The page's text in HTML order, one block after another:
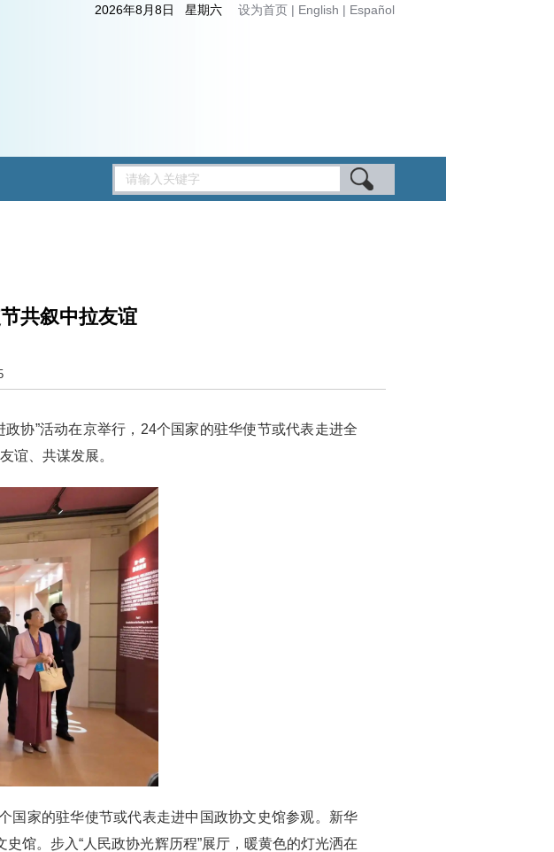
2026年8月8日 星期六 设为首页 | English | Español
共叙中拉友谊
协”活动在京举行，24个国家的驻华使节或代表走进全
谊、共谋发展。
国家的驻华使节或代表走进中国政协文史馆参观。新华
。步入“人民政协光辉历程”展厅，暖黄色的灯光洒在